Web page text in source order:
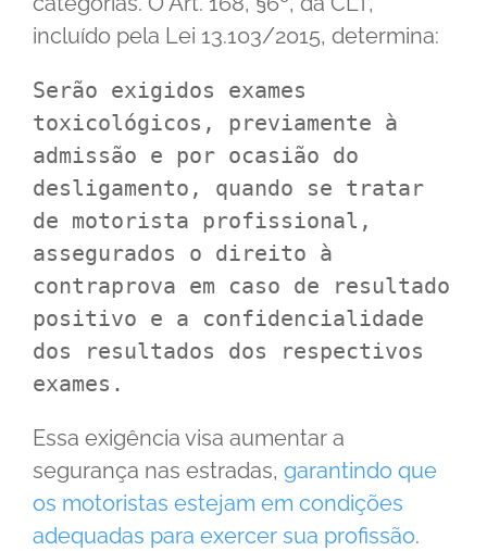
incluído pela Lei 13.103/2015, determina:
Serão exigidos exames
toxicológicos, previamente à
admissão e por ocasião do
desligamento, quando se tratar
de motorista profissional,
assegurados o direito à
contraprova em caso de resultado
positivo e a confidencialidade
dos resultados dos respectivos
exames.
Essa exigência visa aumentar a
segurança nas estradas, garantindo que
os motoristas estejam em condições
adequadas para exercer sua profissão.